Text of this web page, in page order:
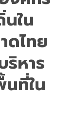
ใน
ดไทย
ริหาร
ที่ใน